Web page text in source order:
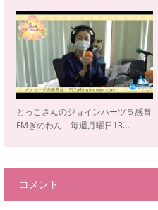
とっこさんのジョインハーツ５感育
FMぎのわん 毎週月曜日13…
コメント